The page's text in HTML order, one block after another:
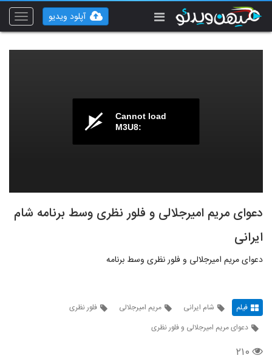
Toggle
آپلود ویدیو
Cannot load
M3U8:
دعوای مریم امیرجلالی و فلور نظری وسط برنامه شام
ایرانی
دعوای مریم امیرجلالی و فلور نظری وسط برنامه
فیلم شام ایرانی مریم امیرجلالی
فلور نظری
دعوای مریم امیرجلالی و فلور نظری
۲۱۰